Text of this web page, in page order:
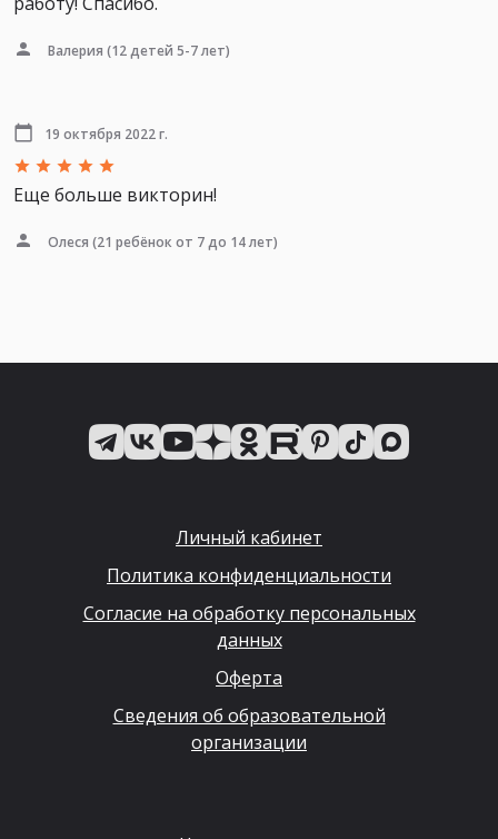
Валерия (12 детей 5-7 лет)
19 октября 2022 г.
Еще больше викторин!
Олеся (21 ребёнок от 7 до 14 лет)
Личный кабинет
Политика конфиденциальности
Согласие на обработку персональных
данных
Оферта
Сведения об образовательной
организации